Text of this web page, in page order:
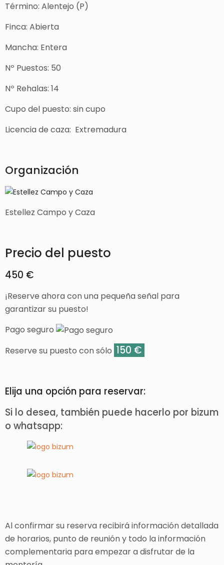
Término: Alentejo (P)
Finca: Abierta
Mancha: Entera
Nº Puestos: 50
Nº Rehalas: 14
Cupo del puesto: sin cupo
Licencia de caza: Extremadura
Organización
Estellez Campo y Caza
Precio del puesto
450 €
¡Reserve ahora con una pequeña señal para
garantizar su puesto!
Pago seguro
Reserve su puesto con sólo 150 €
Elija una opción para reservar:
Si lo desea, también puede hacerlo por bizum
o whatsapp:
Al confirmar su reserva recibirá información detallada
de horarios, punto de reunión y todo la información
complementaria para empezar a disfrutar de la